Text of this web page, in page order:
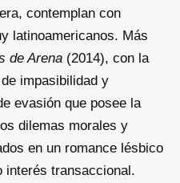
contemplan con
latinoamericanos. Más
de Arena (2014), con la
impasibilidad y
evasión que posee la
dilemas morales y
en un romance lésbico
interés transaccional.